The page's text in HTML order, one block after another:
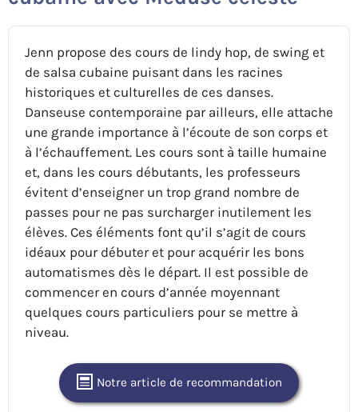
Jenn propose des cours de lindy hop, de swing et
de salsa cubaine puisant dans les racines
historiques et culturelles de ces danses.
Danseuse contemporaine par ailleurs, elle attache
une grande importance à l’écoute de son corps et
à l’échauffement. Les cours sont à taille humaine
et, dans les cours débutants, les professeurs
évitent d’enseigner un trop grand nombre de
passes pour ne pas surcharger inutilement les
élèves. Ces éléments font qu’il s’agit de cours
idéaux pour débuter et pour acquérir les bons
automatismes dès le départ. Il est possible de
commencer en cours d’année moyennant
quelques cours particuliers pour se mettre à
niveau.
Notre article de recommandation